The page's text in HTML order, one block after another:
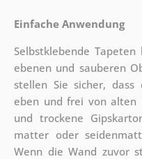
Einfache Anwendung
Selbstklebende
ebenen und sauberen
stellen Sie sicher,
eben und frei von alten
und trockene
matter oder
Wenn die Wand zuvor